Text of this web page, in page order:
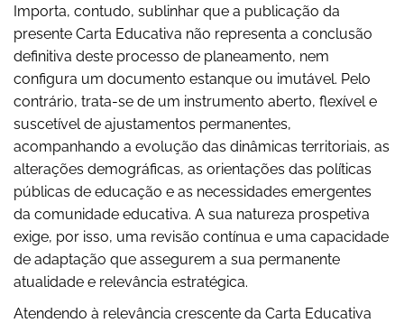
Importa, contudo, sublinhar que a publicação da
presente Carta Educativa não representa a conclusão
definitiva deste processo de planeamento, nem
configura um documento estanque ou imutável. Pelo
contrário, trata-se de um instrumento aberto, flexível e
suscetível de ajustamentos permanentes,
acompanhando a evolução das dinâmicas territoriais, as
alterações demográficas, as orientações das políticas
públicas de educação e as necessidades emergentes
da comunidade educativa. A sua natureza prospetiva
exige, por isso, uma revisão contínua e uma capacidade
de adaptação que assegurem a sua permanente
atualidade e relevância estratégica.
Atendendo à relevância crescente da Carta Educativa